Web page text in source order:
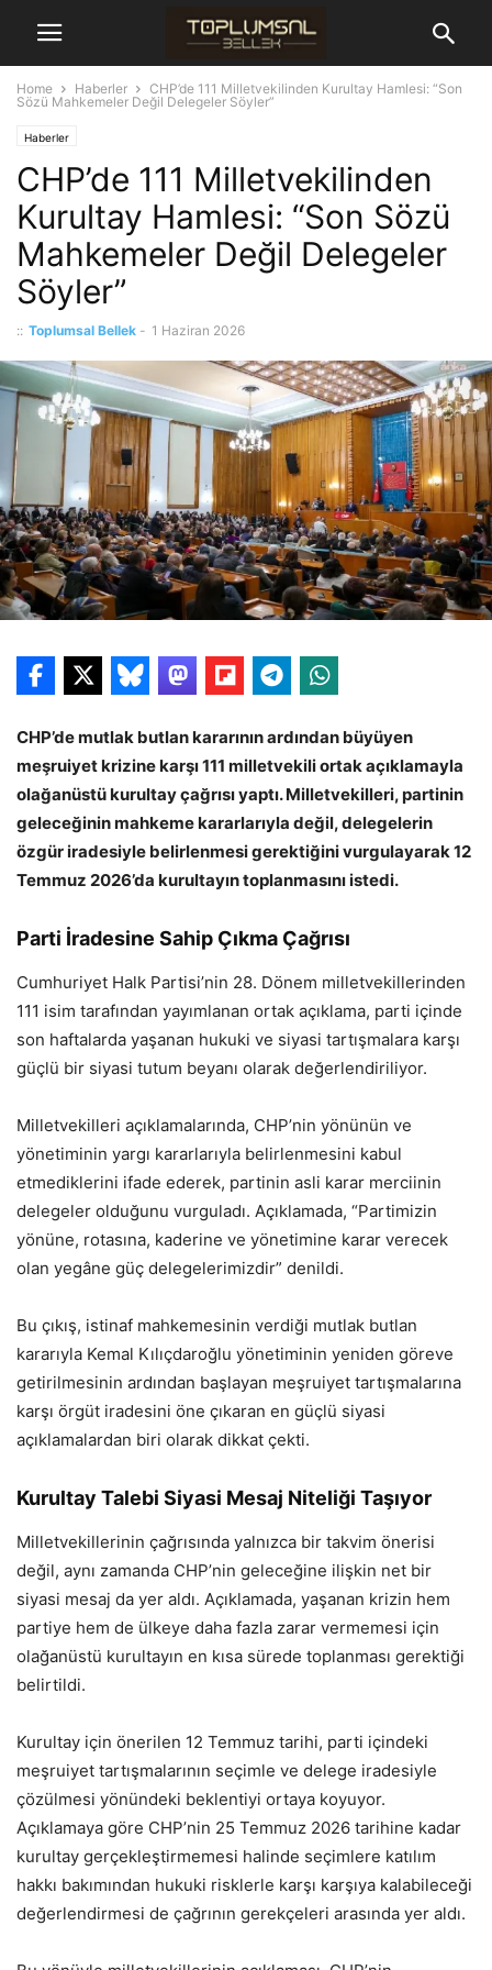
Home Haberler
CHP’de 111 Milletvekilinden Kurultay Hamlesi: “Son
Sözü Mahkemeler Değil Delegeler Söyler”
Haberler
CHP’de 111 Milletvekilinden
Kurultay Hamlesi: “Son Sözü
Mahkemeler Değil Delegeler
Söyler”
:: Toplumsal Bellek - 1 Haziran 2026
CHP’de mutlak butlan kararının ardından büyüyen
meşruiyet krizine karşı 111 milletvekili ortak açıklamayla
olağanüstü kurultay çağrısı yaptı. Milletvekilleri, partinin
geleceğinin mahkeme kararlarıyla değil, delegelerin
özgür iradesiyle belirlenmesi gerektiğini vurgulayarak 12
Temmuz 2026’da kurultayın toplanmasını istedi.
Parti İradesine Sahip Çıkma Çağrısı
Cumhuriyet Halk Partisi’nin 28. Dönem milletvekillerinden
111 isim tarafından yayımlanan ortak açıklama, parti içinde
son haftalarda yaşanan hukuki ve siyasi tartışmalara karşı
güçlü bir siyasi tutum beyanı olarak değerlendiriliyor.
Milletvekilleri açıklamalarında, CHP’nin yönünün ve
yönetiminin yargı kararlarıyla belirlenmesini kabul
etmediklerini ifade ederek, partinin asli karar merciinin
delegeler olduğunu vurguladı. Açıklamada, “Partimizin
yönüne, rotasına, kaderine ve yönetimine karar verecek
olan yegâne güç delegelerimizdir” denildi.
Bu çıkış, istinaf mahkemesinin verdiği mutlak butlan
kararıyla Kemal Kılıçdaroğlu yönetiminin yeniden göreve
getirilmesinin ardından başlayan meşruiyet tartışmalarına
karşı örgüt iradesini öne çıkaran en güçlü siyasi
açıklamalardan biri olarak dikkat çekti.
Kurultay Talebi Siyasi Mesaj Niteliği Taşıyor
Milletvekillerinin çağrısında yalnızca bir takvim önerisi
değil, aynı zamanda CHP’nin geleceğine ilişkin net bir
siyasi mesaj da yer aldı. Açıklamada, yaşanan krizin hem
partiye hem de ülkeye daha fazla zarar vermemesi için
olağanüstü kurultayın en kısa sürede toplanması gerektiği
belirtildi.
Kurultay için önerilen 12 Temmuz tarihi, parti içindeki
meşruiyet tartışmalarının seçimle ve delege iradesiyle
çözülmesi yönündeki beklentiyi ortaya koyuyor.
Açıklamaya göre CHP’nin 25 Temmuz 2026 tarihine kadar
kurultay gerçekleştirmemesi halinde seçimlere katılım
hakkı bakımından hukuki risklerle karşı karşıya kalabileceği
değerlendirmesi de çağrının gerekçeleri arasında yer aldı.